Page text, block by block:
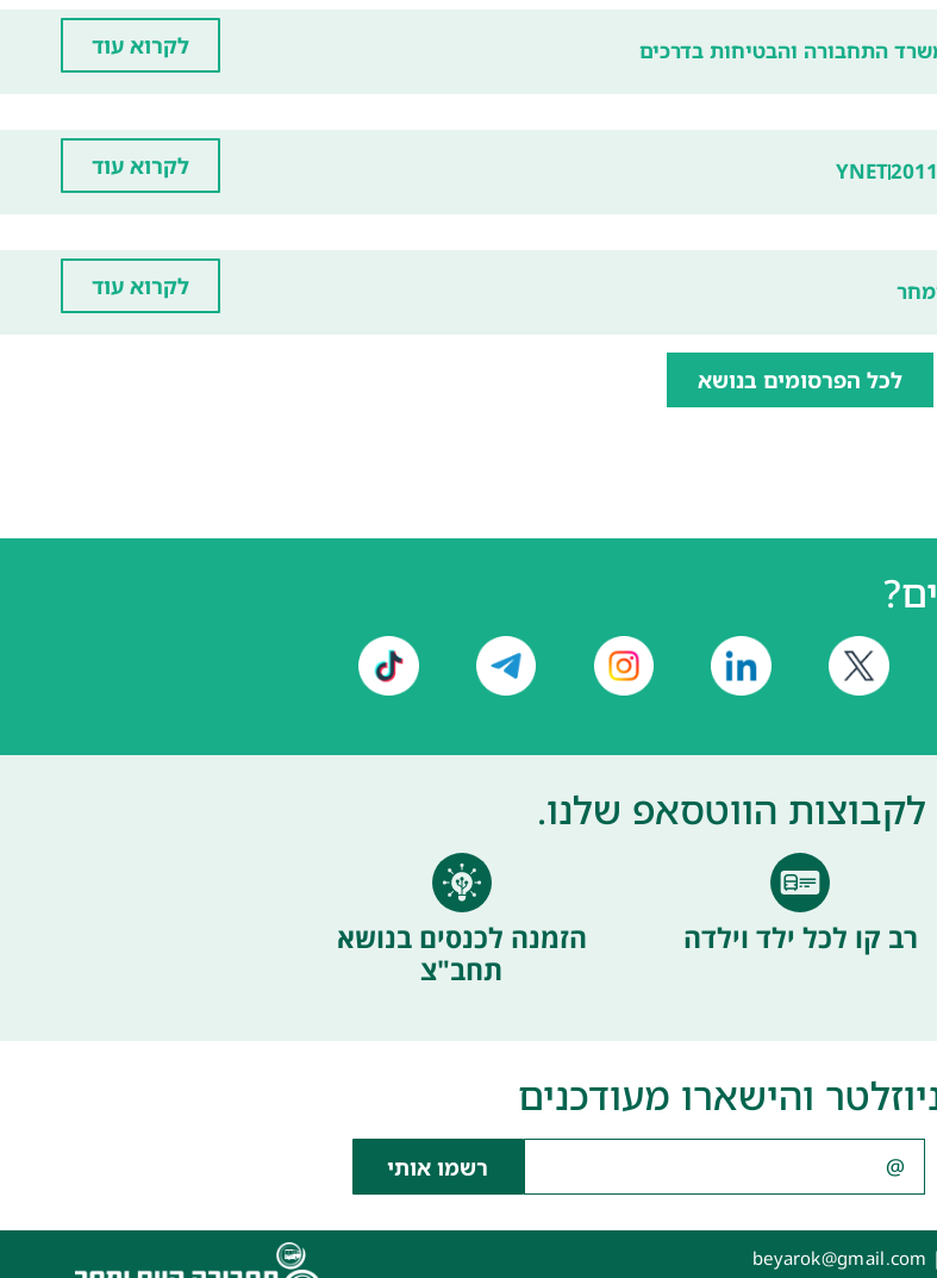
התחבורה והבטיחות בדרכים לקרוא עוד
2011
YNET לקרוא עוד
לקרוא עוד
לכל הפרסומים בנושא
הווטסאפ שלנו.
רב קו לכל ילד וילדה
הזמנה לכנסים בנושא
תחב"צ
והישארו מעודכנים
רשמו אותי
|
beyarok@gmail.com